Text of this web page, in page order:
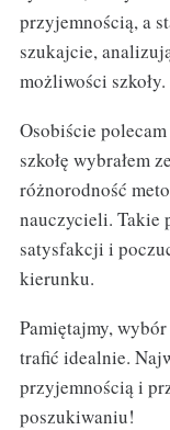
przyjemnością, a
szukajcie,
możliwości szkoły.
Osobiście polecam
szkołę wybrałem
różnorodność
nauczycieli. Takie
satysfakcji i
kierunku.
Pamiętajmy,
trafić idealnie.
przyjemnością i
poszukiwaniu!